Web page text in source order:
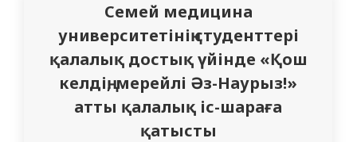
(инфографикалар) дайындау жобасын
ұйымдастырады. Мақсаты: ҚР
Тәуелсіздіктің 30 жылында әр салада
қажырлы…
Семей медицина
университетінің студенттері
қалалық достық үйінде «Қош
келдің, мерейлі Әз-Наурыз!»
атты қалалық іс-шараға
қатысты